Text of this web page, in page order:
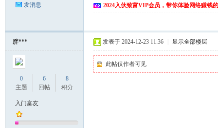
发消息 2024入伙致富VIP会员，带你体验网络赚钱
胖***
0
主题
6
回帖
8
积分
入门富友
发表于 2024-12-23 11:36 显示全部楼层
此帖仅作者可见